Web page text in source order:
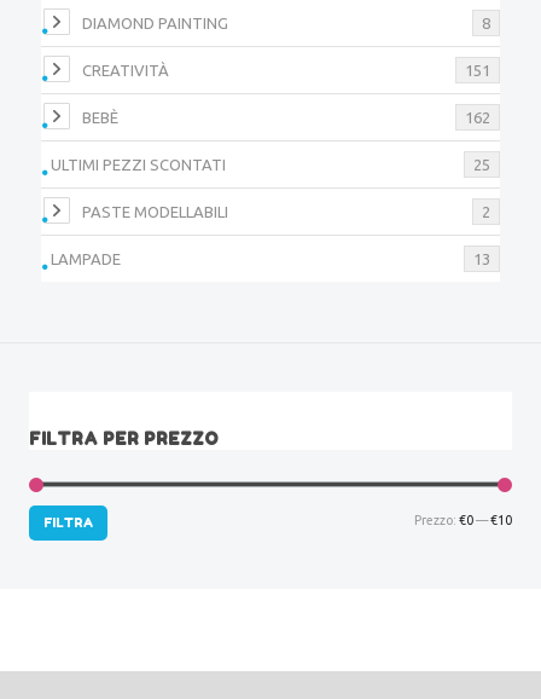
DIAMOND PAINTING 8
CREATIVITÀ 151
BEBÈ 162
ULTIMI PEZZI SCONTATI 25
PASTE MODELLABILI 2
LAMPADE 13
FILTRA PER PREZZO
FILTRA Prezzo: €0—€10